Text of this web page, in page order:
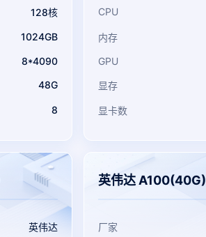
128核
1024GB
8*4090
48G
8
CPU
内存
GPU
显存
显卡数
英伟达
英伟达 A100(40G)
厂家